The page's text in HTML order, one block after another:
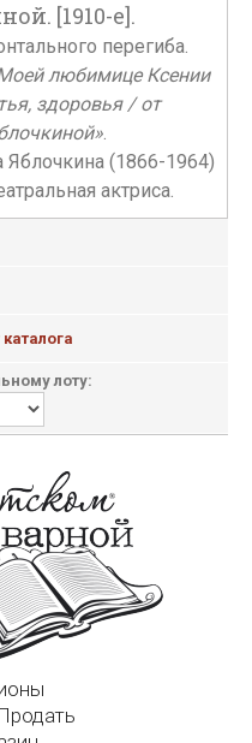
[1910-е].
перегиба.
любимице Ксении
здоровья / от
.
(1866-1964)
актриса.
лоту: